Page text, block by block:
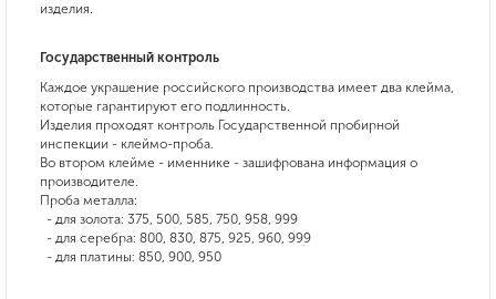
изделия.
Государственный контроль
Каждое украшение российского производства имеет два клейма,
которые гарантируют его подлинность.
Изделия проходят контроль Государственной пробирной
инспекции - клеймо-проба.
Во втором клейме - именнике - зашифрована информация о
производителе.
Проба металла:
- для золота: 375, 500, 585, 750, 958, 999
- для серебра: 800, 830, 875, 925, 960, 999
- для платины: 850, 900, 950